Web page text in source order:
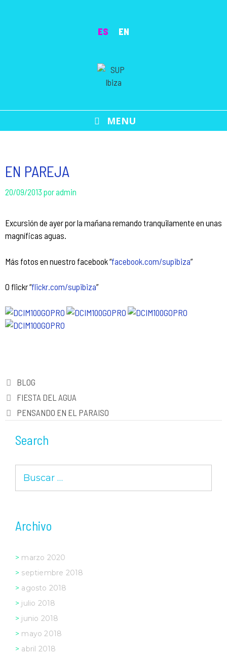
ES EN
MENU
EN PAREJA
20/09/2013 poradmin
Excursión de ayer por la mañana remando tranquilamente en unas
magníficas aguas.
Más fotos en nuestro facebook “facebook.com/supibiza”
O flickr “flickr.com/supibiza”
Categorías
BLOG
Navegación
de
entradas
FIESTA DEL AGUA
PENSANDO EN EL PARAISO
Search
Archivo
marzo 2020
septiembre 2018
agosto 2018
julio 2018
junio 2018
mayo 2018
abril 2018